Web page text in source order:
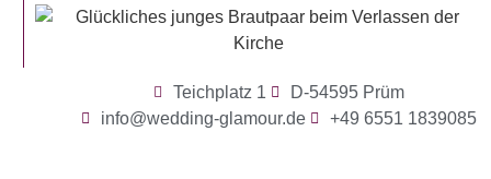
Teichplatz 1
D-54595 Prüm
info@wedding-glamour.de
+49 6551 1839085